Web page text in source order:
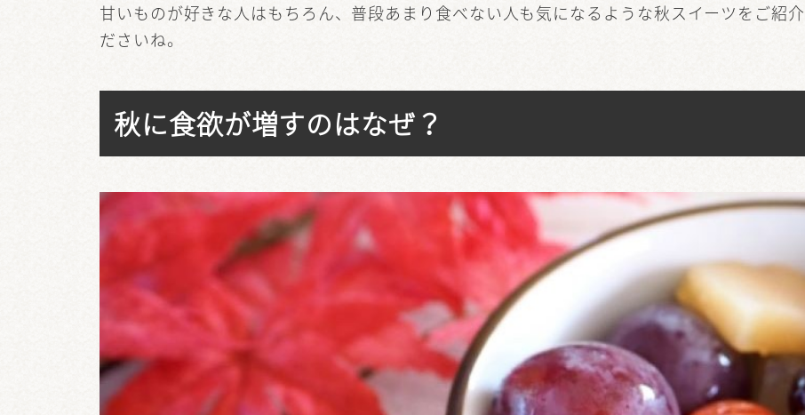
甘いものが好きな人はもちろん、普段あまり食べない人も気になるような秋スイーツをご紹
ださいね。
秋に食欲が増すのはなぜ？